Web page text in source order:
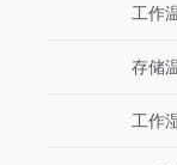
工作
存储
工作